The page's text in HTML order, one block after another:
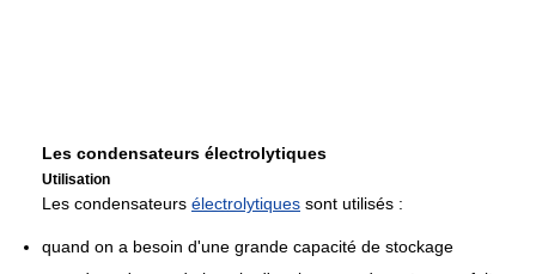
Les condensateurs électrolytiques
Utilisation
Les condensateurs électrolytiques sont utilisés :
quand on a besoin d'une grande capacité de stockage